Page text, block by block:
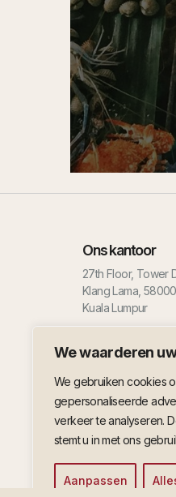
We waarderen
We gebruiken cookies
gepersonaliseerde
verkeer te analyseren.
stemt u in met ons
Aanpassen
Ons kantoor
27th Floor, Tower
Klang Lama,
Kuala Lumpur